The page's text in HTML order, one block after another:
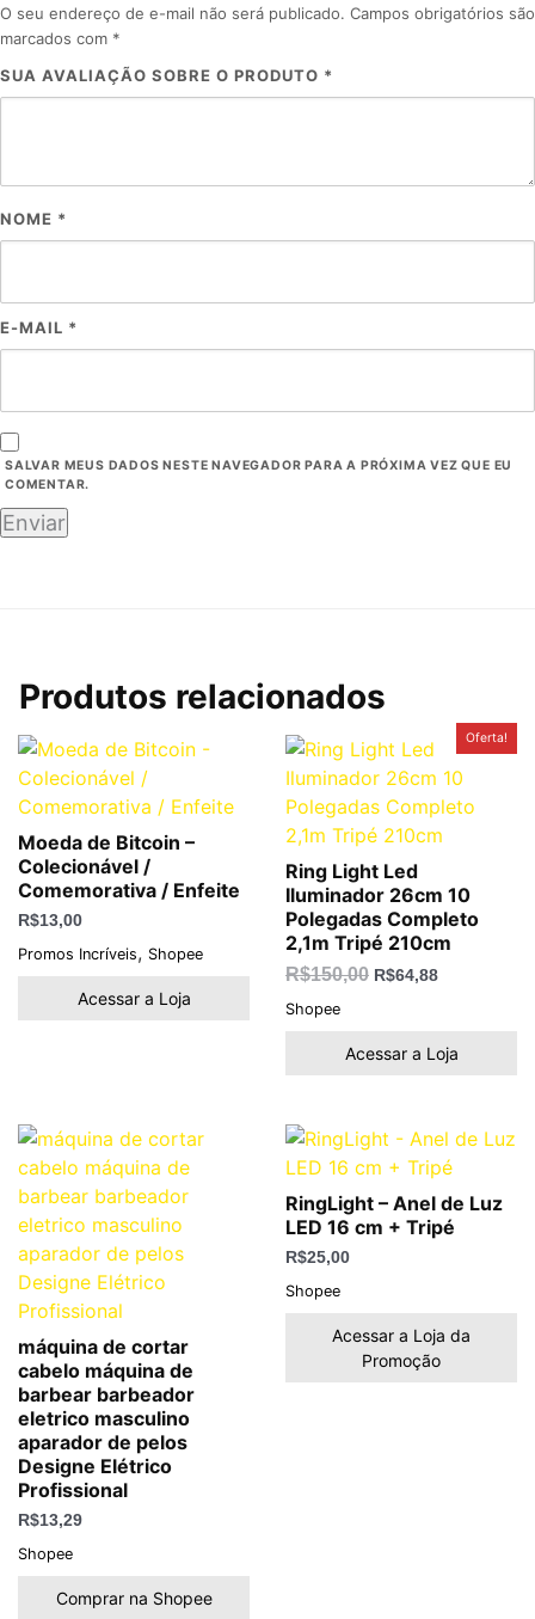
O seu endereço de e-mail não será publicado. Campos obrigatórios são
marcados com *
SUA AVALIAÇÃO SOBRE O PRODUTO *
NOME *
E-MAIL *
SALVAR MEUS DADOS NESTE NAVEGADOR PARA A PRÓXIMA VEZ QUE EU
COMENTAR.
Produtos relacionados
Moeda de Bitcoin –
Colecionável /
Comemorativa / Enfeite
R$13,00
Promos Incríveis, Shopee
Acessar a Loja
Oferta!
Ring Light Led
Iluminador 26cm 10
Polegadas Completo
2,1m Tripé 210cm
R$150,00
preço
original
era:
R$150,00.
R$64,88
atual
é:
R$64,88.
Shopee
Acessar a Loja
máquina de cortar
cabelo máquina de
barbear barbeador
eletrico masculino
aparador de pelos
Designe Elétrico
Profissional
R$13,29
Shopee
Comprar na Shopee
RingLight – Anel de Luz
LED 16 cm + Tripé
R$25,00
Shopee
Acessar a Loja da
Promoção